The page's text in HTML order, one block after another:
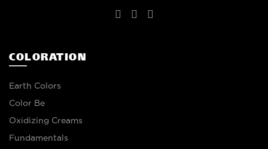
COLORATION
Earth Colors
Color Be
Oxidizing Creams
Fundamentals